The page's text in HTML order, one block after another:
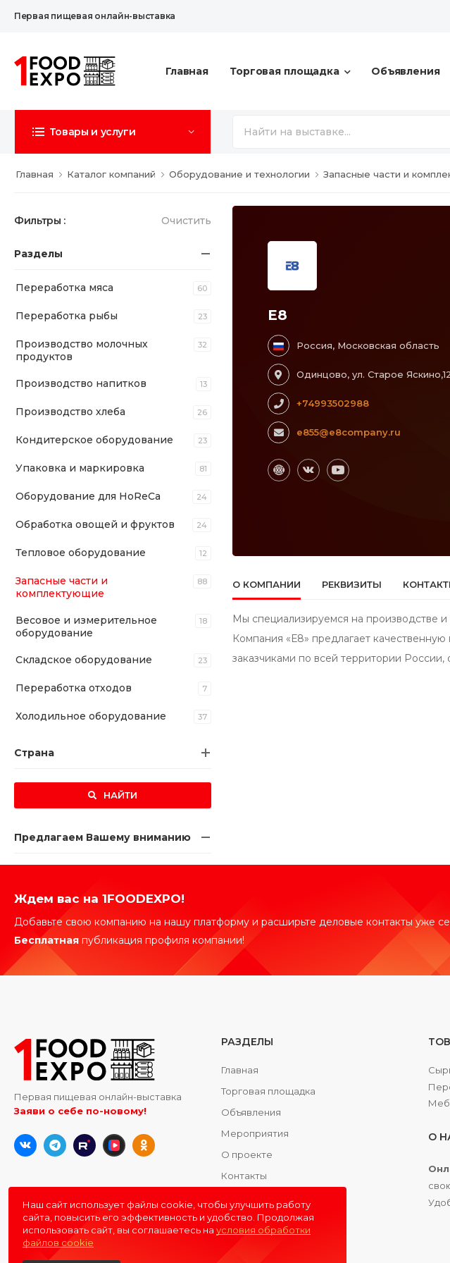
Первая пищевая онлайн-выставка
Главная Торговая площадка Объявления
Товары и услуги
Главная Каталог компаний Оборудование и технологии Запасные части и
Фильтры : Очистить
Разделы
Переработка мяса 60
Переработка рыбы 23
Производство молочных
продуктов
32
Производство напитков 13
Производство хлеба 26
Кондитерское оборудование 23
Упаковка и маркировка 81
Оборудование для HoReCa 24
Обработка овощей и фруктов 24
Тепловое оборудование 12
Запасные части и
комплектующие
88
Весовое и измерительное
оборудование
18
Складское оборудование 23
Переработка отходов 7
Холодильное оборудование 37
Страна
НАЙТИ
Предлагаем Вашему вниманию
Е8
Россия, Московская область
Одинцово, ул. Старое
+74993502988
e855@e8company.ru
О КОМПАНИИ РЕКВИЗИТЫ
Мы специализируемся на производстве
Компания «Е8» предлагает
заказчиками по всей территории
Ждем вас на 1FOODEXPO!
Добавьте свою компанию на нашу платформу и расширьте деловые контакты уже
Бесплатная публикация профиля компании!
Первая пищевая онлайн-выставка
Заяви о себе по-новому!
РАЗДЕЛЫ
Главная
Торговая площадка
Объявления
Мероприятия
О проекте
Контакты
О
Наш сайт использует файлы cookie, чтобы улучшить работу
сайта, повысить его эффективность и удобство. Продолжая
использовать сайт, вы соглашаетесь на условия обработки
файлов cookie